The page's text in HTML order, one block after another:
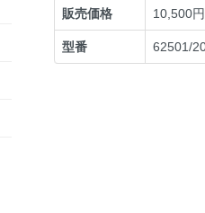
販売価格 10,500
型番 62501/